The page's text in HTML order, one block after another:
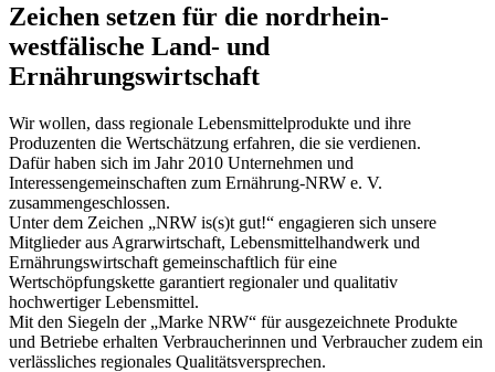
Zeichen setzen für die nordrhein-
westfälische Land- und
Ernährungswirtschaft
Wir wollen, dass regionale Lebensmittelprodukte und ihre
Produzenten die Wertschätzung erfahren, die sie verdienen.
Dafür haben sich im Jahr 2010 Unternehmen und
Interessengemeinschaften zum Ernährung-NRW e. V.
zusammengeschlossen.
Unter dem Zeichen „NRW is(s)t gut!“ engagieren sich unsere
Mitglieder aus Agrarwirtschaft, Lebensmittelhandwerk und
Ernährungswirtschaft gemeinschaftlich für eine
Wertschöpfungskette garantiert regionaler und qualitativ
hochwertiger Lebensmittel.
Mit den Siegeln der „Marke NRW“ für ausgezeichnete Produkte
und Betriebe erhalten Verbraucherinnen und Verbraucher zudem ein
verlässliches regionales Qualitätsversprechen.